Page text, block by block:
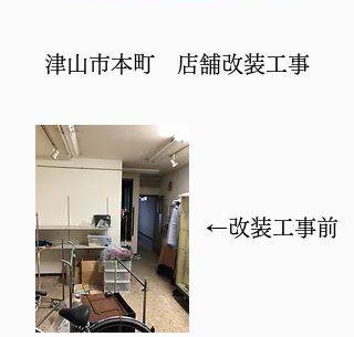
​津山市本町 店舗改装工事
​ ←改装工事前